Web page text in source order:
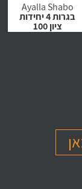
Ayalla Shabo
בגרות 4 יחידות
ציון 100
לחץ לצפייה